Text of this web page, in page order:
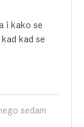
i kako se
kad se
sedam